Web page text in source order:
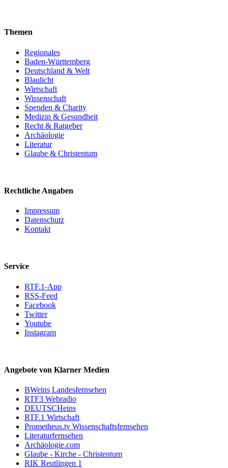
Themen
Regionales
Baden-Württemberg
Deutschland & Welt
Blaulicht
Wirtschaft
Wissenschaft
Spenden & Charity
Medizin & Gesundheit
Recht & Ratgeber
Archäologie
Literatur
Glaube & Christentum
Rechtliche Angaben
Impressum
Datenschutz
Kontakt
Service
RTF.1-App
RSS-Feed
Facebook
Twitter
Youtube
Instagram
Angebote von Klarner Medien
BWeins Landesfernsehen
RTF3 Webradio
DEUTSCHeins
RTF.1 Wirtschaft
Prometheus.tv Wissenschaftsfernsehen
Literaturfernsehen
Archäologie.com
Glaube - Kirche - Christentum
RIK Reutlingen 1